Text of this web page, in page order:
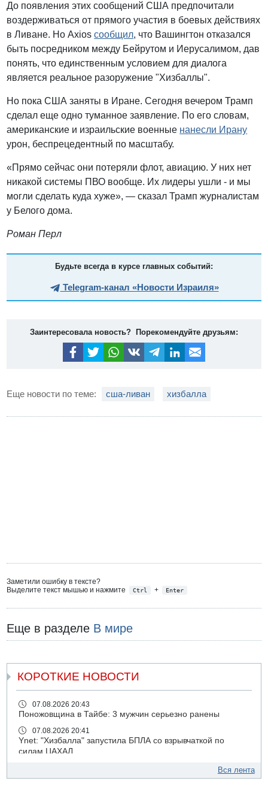
До появления этих сообщений США предпочитали
воздерживаться от прямого участия в боевых действиях
в Ливане. Но Axiosсообщил, что Вашингтон отказался
быть посредником между Бейрутом и Иерусалимом, дав
понять, что единственным условием для диалога
является реальное разоружение "Хизбаллы".
Но пока США заняты в Иране. Сегодня вечером Трамп
сделал еще одно туманное заявление. По его словам,
американские и израильские военные нанесли Ирану
урон, беспрецедентный по масштабу.
«Прямо сейчас они потеряли флот, авиацию. У них нет
никакой системы ПВО вообще. Их лидеры ушли - и мы
могли сделать куда хуже», — сказал Трамп журналистам
у Белого дома.
Роман Перл
Будьте всегда в курсе главных событий:
Telegram-канал «Новости Израиля»
Заинтересовала новость? Порекомендуйте друзьям:
Еще новости по теме: сша-ливан хизбалла
Заметили ошибку в тексте?
Выделите текст мышью и нажмите
Ctrl + Enter
Еще в разделе В мире
КОРОТКИЕ НОВОСТИ
07.08.2026 20:43
Поножовщина в Тайбе: 3 мужчин серьезно ранены
07.08.2026 20:41
Ynet: "Хизбалла" запустила БПЛА со взрывчаткой по
силам ЦАХАЛ
ДТП в Ашдоде: тяжело ранены двое маленьких детей
Вся лента